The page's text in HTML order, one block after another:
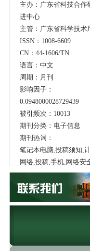
主办：广东省科技合作
进中心
主管：广东省科学技术
ISSN：1008-6609
CN：44-1606/TN
语言：中文
周期：月刊
影响因子：
0.0948000028729439
被引频次：10013
期刊分类：电子信息
期刊热词：
笔记本电脑,投稿须知,
网络,投稿,手机,网络安
库,互联网,云计算,